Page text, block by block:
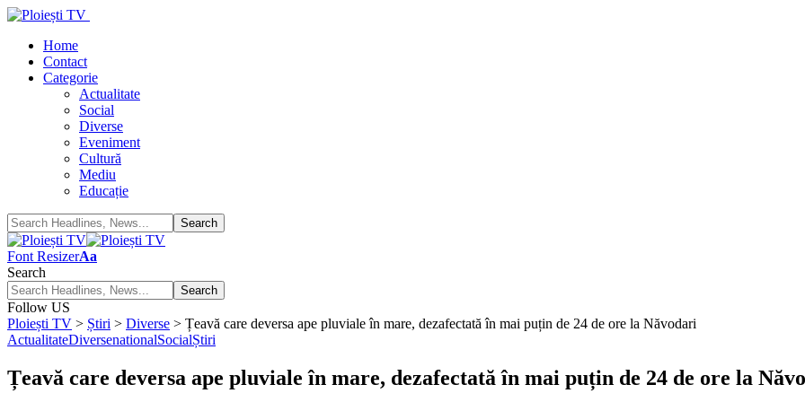
Home
Contact
Categorie
Actualitate
Social
Diverse
Eveniment
Cultură
Mediu
Educație
Font ResizerAa
Search
Follow US
Ploiești TV > Știri > Diverse > Țeavă care deversa ape pluviale în mare, dezafectată în mai puțin de 24 de ore la Năvodari
ActualitateDiversenationalSocialȘtiri
Țeavă care deversa ape pluviale în mare, dezafectată în mai puțin de 24 de ore la